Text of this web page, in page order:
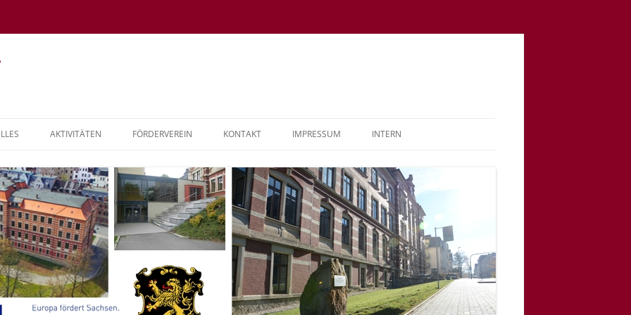
AKTIVITÄTEN
PROJEKT KLIMASCHULE
SCHULSOZIALARBEIT
GANZTAGSSCHULE
FÖRDERVEREIN KONTAKT IMPRESSUM INTERN